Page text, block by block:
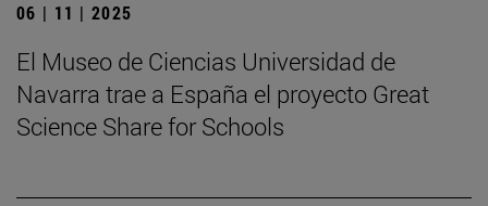
06 | 11 | 2025
El Museo de Ciencias Universidad de
Navarra trae a España el proyecto Great
Science Share for Schools